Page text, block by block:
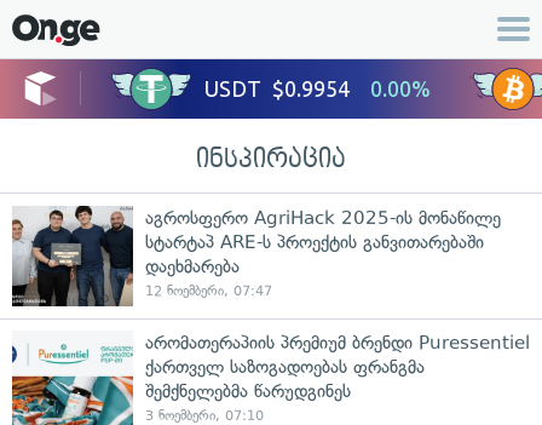
ინსპირაცია
აგროსფერო AgriHack 2025-ის მონაწილე
სტარტაპ ARE-ს პროექტის განვითარებაში
დაეხმარება
12 ნოემბერი, 07:47
არომათერაპიის პრემიუმ ბრენდი Puressentiel
ქართველ საზოგადოებას ფრანგმა
შემქნელებმა წარუდგინეს
3 ნოემბერი, 07:10